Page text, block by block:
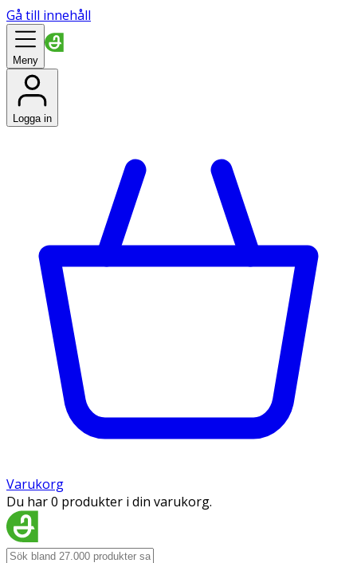
Gå till innehåll
Meny
Logga in
Varukorg
Du har 0 produkter i din varukorg.